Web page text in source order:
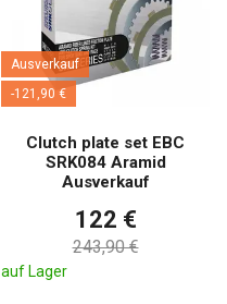
Ausverkauf
-121,90 €
Clutch plate set EBC
SRK084 Aramid
Ausverkauf
122 €
243,90 €
auf Lager